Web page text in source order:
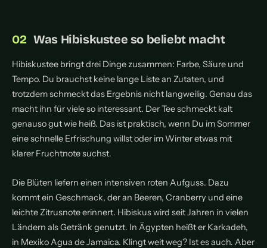
Was Hibiskustee so beliebt macht
Hibiskustee bringt drei Dinge zusammen: Farbe, Säure und
Tempo. Du brauchst keine lange Liste an Zutaten, und
trotzdem schmeckt das Ergebnis nicht langweilig. Genau das
macht ihn für viele so interessant. Der Tee schmeckt kalt
genauso gut wie heiß. Das ist praktisch, wenn Du im Sommer
eine schnelle Erfrischung willst oder im Winter etwas mit
klarer Fruchtnote suchst.
Die Blüten liefern einen intensiven roten Aufguss. Dazu
kommt ein Geschmack, der an Beeren, Cranberry und eine
leichte Zitrusnote erinnert. Hibiskus wird seit Jahren in vielen
Ländern als Getränk genutzt. In Ägypten heißt er Karkadeh,
in Mexiko Agua de Jamaica. Klingt weit weg? Ist es auch. Aber